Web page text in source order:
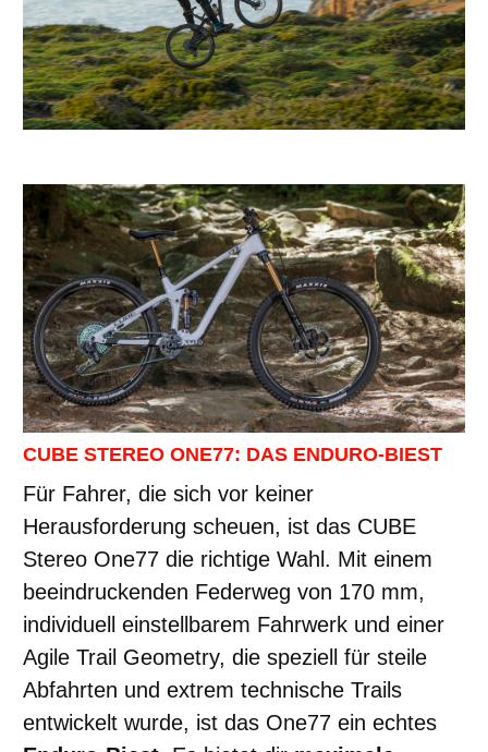
CUBE STEREO ONE77: DAS ENDURO-BIEST
Für Fahrer, die sich vor keiner
Herausforderung scheuen, ist das CUBE
Stereo One77 die richtige Wahl. Mit einem
beeindruckenden Federweg von 170 mm,
individuell einstellbarem Fahrwerk und einer
Agile Trail Geometry, die speziell für steile
Abfahrten und extrem technische Trails
entwickelt wurde, ist das One77 ein echtes